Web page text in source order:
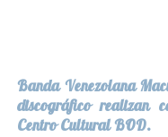
Banda Venezolana
discográfico realizan
Centro Cultural BOD.